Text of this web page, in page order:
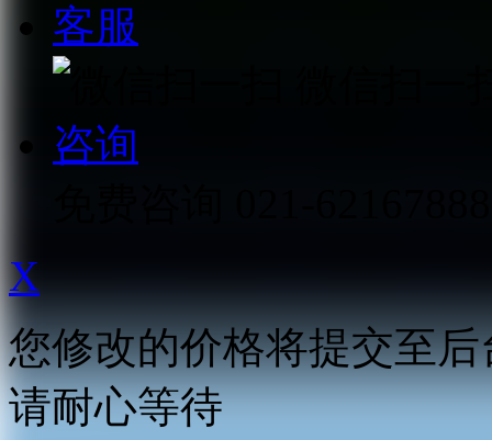
客服
咨询
X
您修改的价格将提交至
请耐心等待